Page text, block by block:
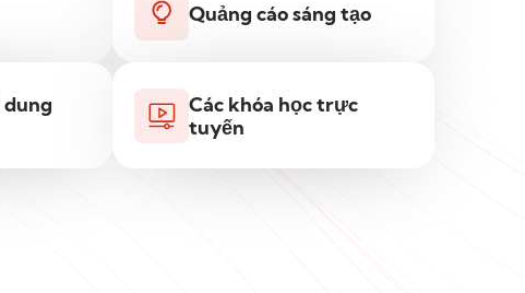
Quảng cáo sáng tạo
dung
Các khóa học trực
tuyến